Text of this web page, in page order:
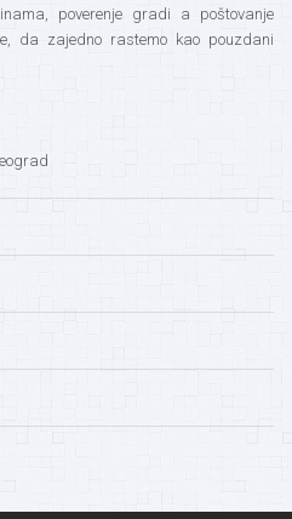
poverenje gradi a poštovanje
da zajedno rastemo kao pouzdani